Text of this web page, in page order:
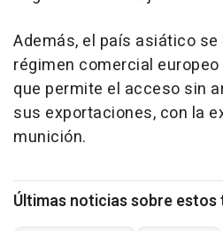
Además, el país asiático
régimen comercial
que permite el acceso sin
sus exportaciones, con la
munición.
Últimas noticias sobre estos